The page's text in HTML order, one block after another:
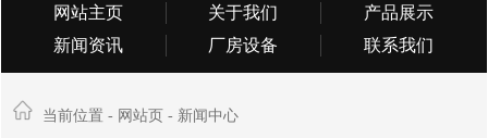
网站主页 关于我们
产品展示
新闻资讯
厂房设备 联系我们
当前位置 - 网站页 - 新闻中心